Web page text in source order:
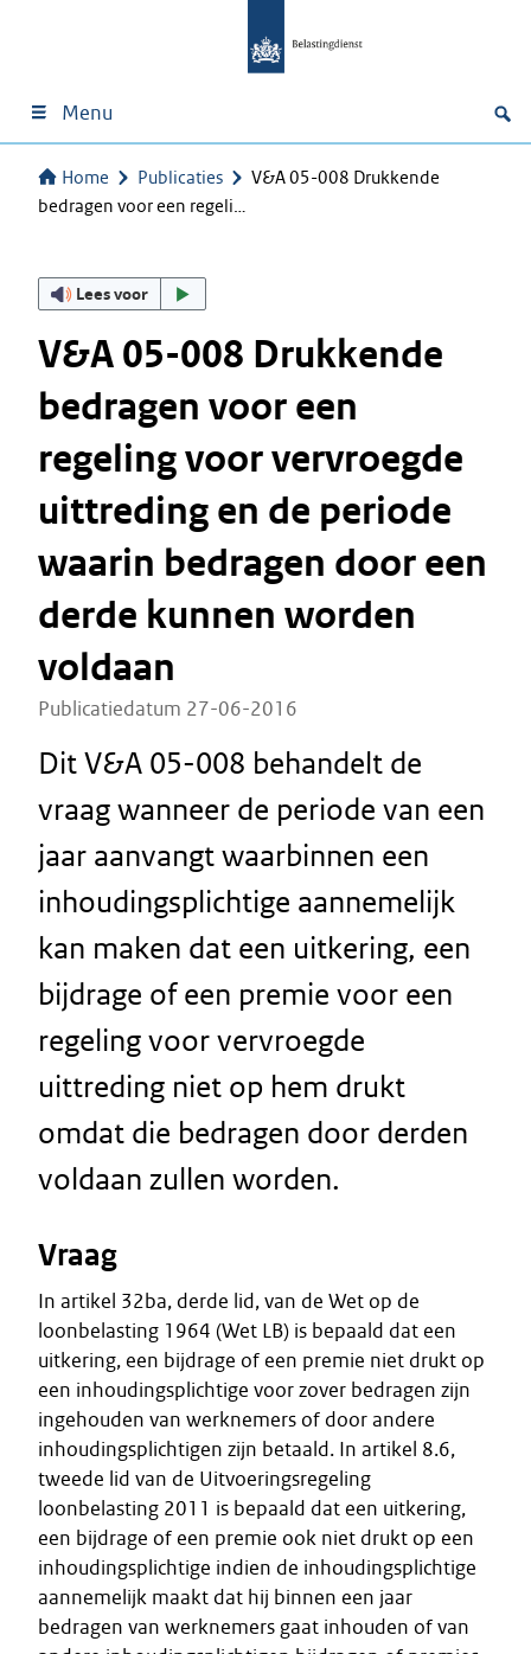
Menu
Home Publicaties
V&A 05-008 Drukkende
bedragen voor een regeli…
Lees voor
V&A 05-008 Drukkende
bedragen voor een
regeling voor vervroegde
uittreding en de periode
waarin bedragen door een
derde kunnen worden
voldaan
Publicatiedatum 27-06-2016
Dit V&A 05-008 behandelt de
vraag wanneer de periode van een
jaar aanvangt waarbinnen een
inhoudingsplichtige aannemelijk
kan maken dat een uitkering, een
bijdrage of een premie voor een
regeling voor vervroegde
uittreding niet op hem drukt
omdat die bedragen door derden
voldaan zullen worden.
Vraag
In artikel 32ba, derde lid, van de Wet op de
loonbelasting 1964 (Wet LB) is bepaald dat een
uitkering, een bijdrage of een premie niet drukt op
een inhoudingsplichtige voor zover bedragen zijn
ingehouden van werknemers of door andere
inhoudingsplichtigen zijn betaald. In artikel 8.6,
tweede lid van de Uitvoeringsregeling
loonbelasting 2011 is bepaald dat een uitkering,
een bijdrage of een premie ook niet drukt op een
inhoudingsplichtige indien de inhoudingsplichtige
aannemelijk maakt dat hij binnen een jaar
bedragen van werknemers gaat inhouden of van